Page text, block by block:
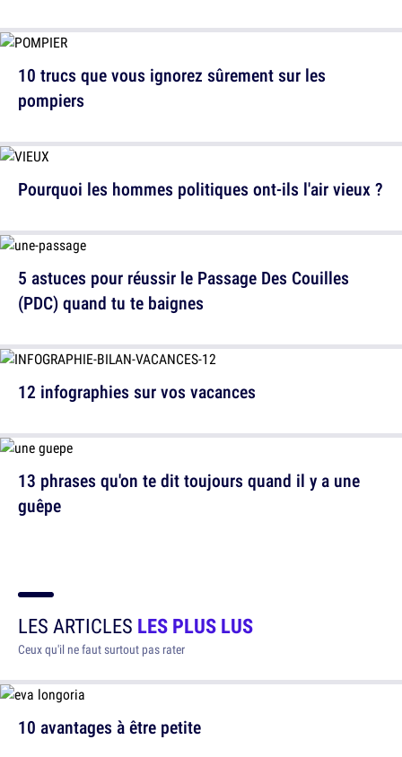
Pourquoi les hommes politiques ont-ils l'air vieux ?
12 infographies sur vos vacances
10 trucs que vous ignorez sûrement sur les
pompiers
5 astuces pour réussir le Passage Des Couilles
(PDC) quand tu te baignes
13 phrases qu'on te dit toujours quand il y a une
guêpe
LES ARTICLES LES PLUS LUS
Ceux qu'il ne faut surtout pas rater
10 avantages à être petite